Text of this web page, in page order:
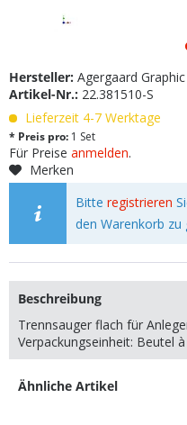
Hersteller: Agergaard
Artikel-Nr.: 22.381510-S
Lieferzeit 4-7 Werktage
* Preis pro: 1 Set
Für Preise anmelden.
Merken
Bitteregistrieren
den Warenkorb zu
Beschreibung
Trennsauger flach für
Verpackungseinheit: Beutel à
Ähnliche Artikel